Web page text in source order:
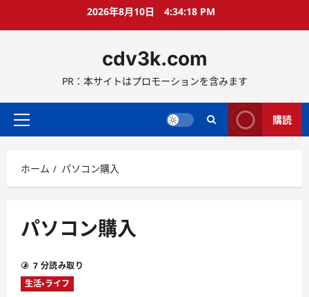
ス
ッ
2026年8月10日 4:34:19 PM
cdv3k.com
PR：本サイトはプロモーションを含みます
メ
メ
ニ
ー
購読
ホーム パソコン購入
パソコン購入
7 分読み取り
生活・ライフ